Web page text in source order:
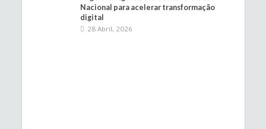
Nacional para acelerar transformação
digital
28 Abril, 2026